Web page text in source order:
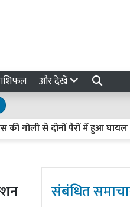
और देखें
से दोनों पैरों में हुआ घायल
संबंधित